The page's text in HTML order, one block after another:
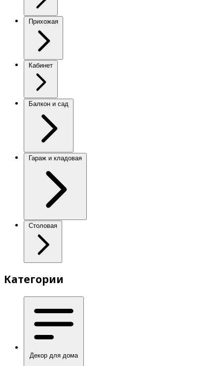
Прихожая
Кабинет
Балкон и сад
Гараж и кладовая
Столовая
Категории
Декор для дома